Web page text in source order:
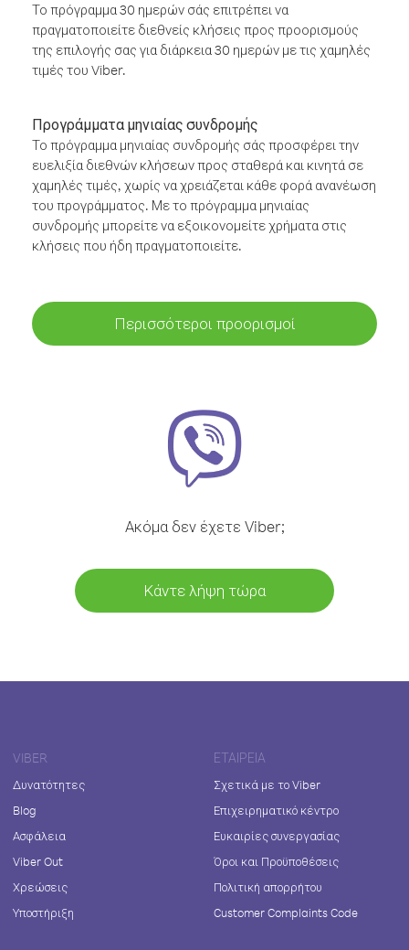
Το πρόγραμμα 30 ημερών σάς επιτρέπει να
πραγματοποιείτε διεθνείς κλήσεις προς προορισμούς
της επιλογής σας για διάρκεια 30 ημερών με τις χαμηλές
τιμές του Viber.
Προγράμματα μηνιαίας συνδρομής
Το πρόγραμμα μηνιαίας συνδρομής σάς προσφέρει την
ευελιξία διεθνών κλήσεων προς σταθερά και κινητά σε
χαμηλές τιμές, χωρίς να χρειάζεται κάθε φορά ανανέωση
του προγράμματος. Με το πρόγραμμα μηνιαίας
συνδρομής μπορείτε να εξοικονομείτε χρήματα στις
κλήσεις που ήδη πραγματοποιείτε.
Περισσότεροι προορισμοί
Ακόμα δεν έχετε Viber;
Κάντε λήψη τώρα
VIBER
Δυνατότητες
Blog
Ασφάλεια
Viber Out
Χρεώσεις
Υποστήριξη
ΕΤΑΙΡΕΊΑ
Σχετικά με το Viber
Επιχειρηματικό κέντρο
Ευκαιρίες συνεργασίας
Όροι και Προϋποθέσεις
Πολιτική απορρήτου
Customer Complaints Code